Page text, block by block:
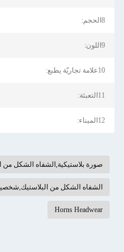
8الحجم:
9اللون:
10علامة تجاريّة يطبع:
11التعبئة:
12الميناء:
صورة بلاستيكية,الشفاه الشكل من
الشفاه الشكل من
Horns Headwear